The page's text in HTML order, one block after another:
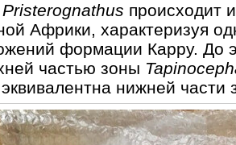
Pristerognathus происходит
Африки, характеризуя
формации Карру. До
частью зоны
нижней части